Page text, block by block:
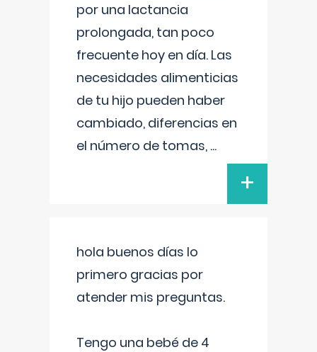
por una lactancia
prolongada, tan poco
frecuente hoy en día. Las
necesidades alimenticias
de tu hijo pueden haber
cambiado, diferencias en
el número de tomas, ...
+
hola buenos días lo
primero gracias por
atender mis preguntas.
Tengo una bebé de 4